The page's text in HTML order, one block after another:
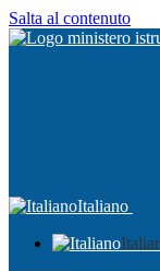
Salta al contenuto
Italiano